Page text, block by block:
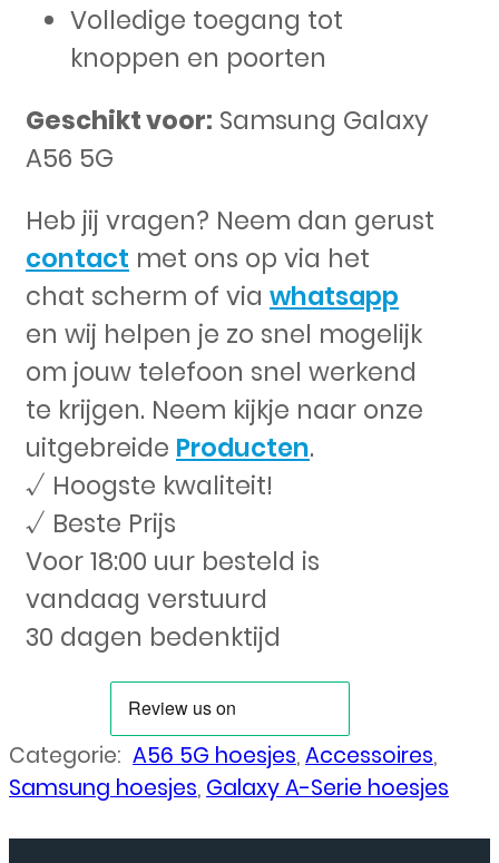
Volledige toegang tot
knoppen en poorten
Geschikt voor: Samsung Galaxy
A56 5G
Heb jij vragen? Neem dan gerust
contact met ons op via het
chat scherm of via whatsapp
en wij helpen je zo snel mogelijk
om jouw telefoon snel werkend
te krijgen. Neem kijkje naar onze
uitgebreide Producten.
√ Hoogste kwaliteit!
√ Beste Prijs
Voor 18:00 uur besteld is
vandaag verstuurd
30 dagen bedenktijd
Categorie: A56 5G hoesjes,Accessoires,
Samsung hoesjes, Galaxy A-Serie hoesjes